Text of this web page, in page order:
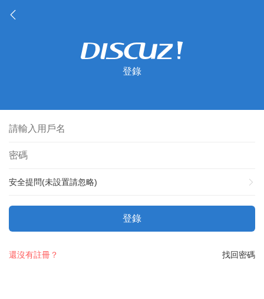
登錄
安全提問(未設置請忽略)
登錄
找回密碼
還沒有註冊？